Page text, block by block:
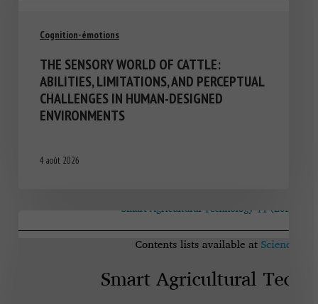
Cognition-émotions
THE SENSORY WORLD OF CATTLE:
ABILITIES, LIMITATIONS, AND PERCEPTUAL
CHALLENGES IN HUMAN-DESIGNED
ENVIRONMENTS
4 août 2026